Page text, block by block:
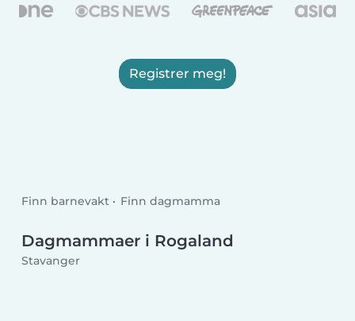
Registrer meg!
Finn barnevakt Finn dagmamma
Dagmammaer i Rogaland
Stavanger